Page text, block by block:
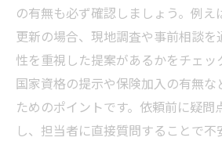
の有無も必ず確認しましょう。例え
更新の場合、現地調査や事前相談
性を重視した提案があるかをチェッ
国家資格の提示や保険加入の有無な
ためのポイントです。依頼前に疑問
し、担当者に直接質問することで不